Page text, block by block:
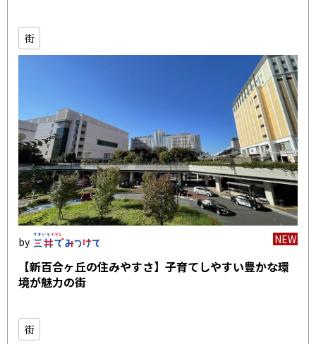
街
NEW
【新百合ヶ丘の住みやすさ】子育てしやすい豊かな環
境が魅力の街
街